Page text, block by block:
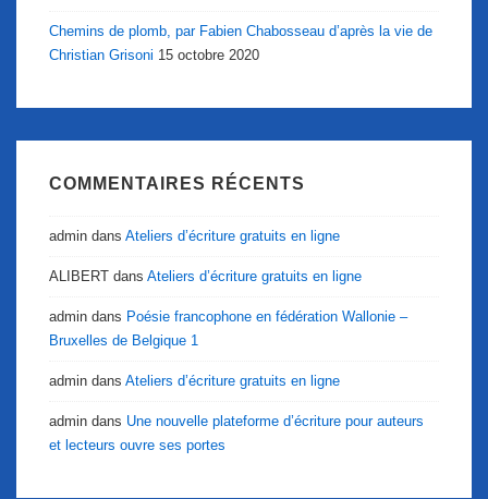
Chemins de plomb, par Fabien Chabosseau d’après la vie de
Christian Grisoni 15 octobre 2020
COMMENTAIRES RÉCENTS
admin dans Ateliers d’écriture gratuits en ligne
ALIBERT dans Ateliers d’écriture gratuits en ligne
admin dans Poésie francophone en fédération Wallonie –
Bruxelles de Belgique 1
admin dans Ateliers d’écriture gratuits en ligne
admin dans Une nouvelle plateforme d’écriture pour auteurs
et lecteurs ouvre ses portes